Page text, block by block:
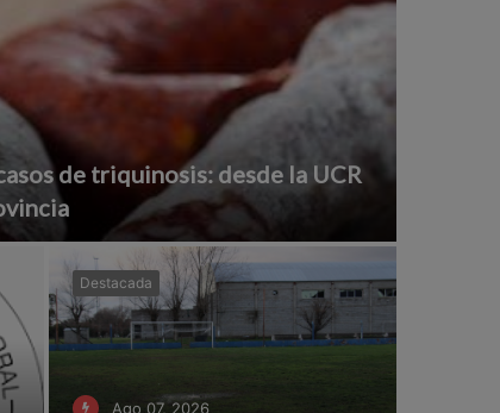
de triquinosis: desde la UCR
Destacada
Ago 07, 2026